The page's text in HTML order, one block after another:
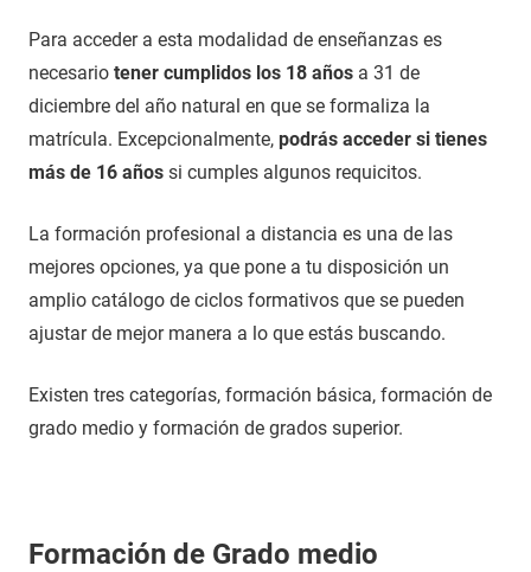
Para acceder a esta modalidad de enseñanzas es
necesario tener cumplidos los 18 años a 31 de
diciembre del año natural en que se formaliza la
matrícula. Excepcionalmente, podrás acceder si tienes
más de 16 años si cumples algunos requicitos.
La formación profesional a distancia es una de las
mejores opciones, ya que pone a tu disposición un
amplio catálogo de ciclos formativos que se pueden
ajustar de mejor manera a lo que estás buscando.
Existen tres categorías, formación básica, formación de
grado medio y formación de grados superior.
Formación de Grado medio